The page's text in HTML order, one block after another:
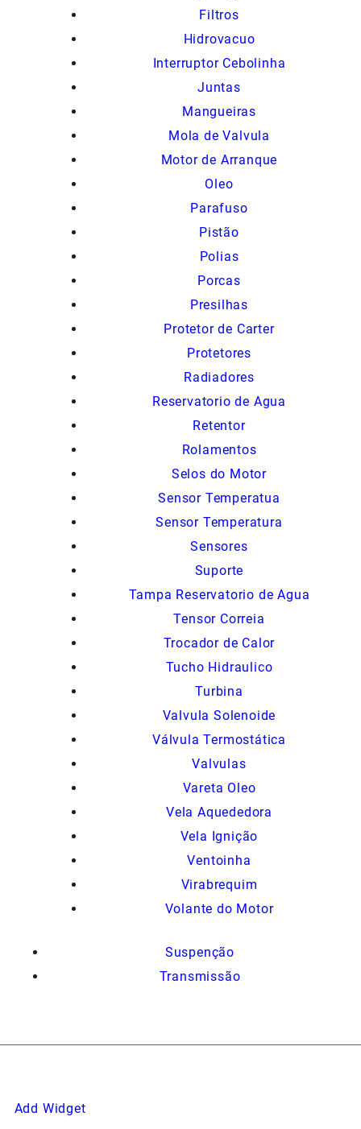
Filtros
Hidrovacuo
Interruptor Cebolinha
Juntas
Mangueiras
Mola de Valvula
Motor de Arranque
Oleo
Parafuso
Pistão
Polias
Porcas
Presilhas
Protetor de Carter
Protetores
Radiadores
Reservatorio de Agua
Retentor
Rolamentos
Selos do Motor
Sensor Temperatua
Sensor Temperatura
Sensores
Suporte
Tampa Reservatorio de Agua
Tensor Correia
Trocador de Calor
Tucho Hidraulico
Turbina
Valvula Solenoide
Válvula Termostática
Valvulas
Vareta Oleo
Vela Aquededora
Vela Ignição
Ventoinha
Virabrequim
Volante do Motor
Suspenção
Transmissão
Add Widget